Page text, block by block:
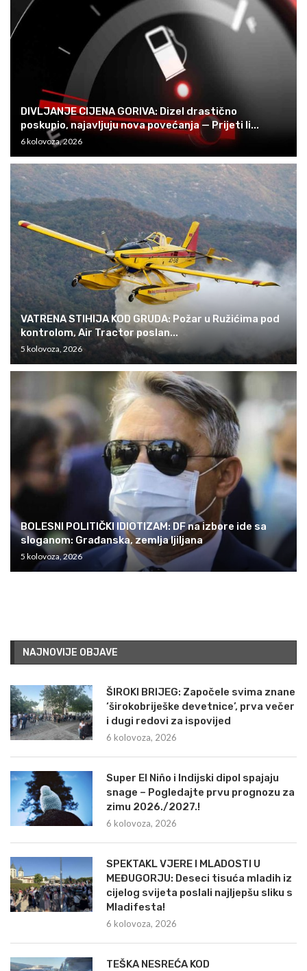
DIVLJANJE CIJENA GORIVA: Dizel drastično
poskupio, najavljuju nova povećanja — Prijeti li...
6 kolovoza, 2026
VATRENA STIHIJA KOD GRUDA: Požar u Ružićima pod
kontrolom, Air Tractor poslan...
5 kolovoza, 2026
BOLESNI POLITIČKI IDIOTIZAM: DF na izbore ide sa
sloganom: Građanska, zemlja ljiljana
5 kolovoza, 2026
NAJNOVIJE OBJAVE
ŠIROKI BRIJEG: Započele svima znane
‘širokobriješke devetnice’, prva večer
i dugi redovi za ispovijed
6 kolovoza, 2026
Super El Niño i Indijski dipol spajaju
snage – Pogledajte prvu prognozu za
zimu 2026./2027.!
6 kolovoza, 2026
SPEKTAKL VJERE I MLADOSTI U
MEĐUGORJU: Deseci tisuća mladih iz
cijelog svijeta poslali najljepšu sliku s
Mladifesta!
6 kolovoza, 2026
TEŠKA NESREĆA KOD